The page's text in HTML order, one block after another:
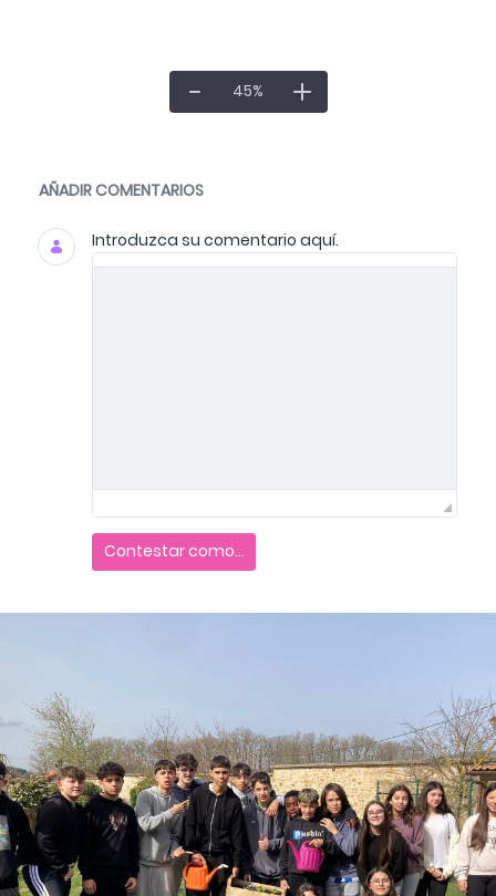
45%
Documentos y multimedia
AÑADIR COMENTARIOS
Introduzca su comentario aquí.
Contestar como...